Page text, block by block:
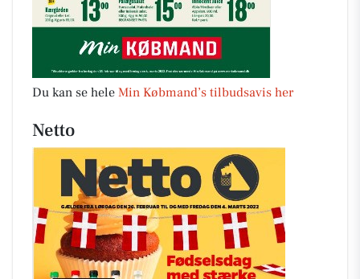
Du kan se hele Min Købmand’s tilbudsavis her
Netto